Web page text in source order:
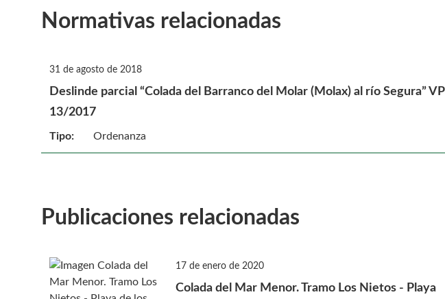
Normativas relacionadas
31 de agosto de 2018
Deslinde parcial “Colada del Barranco del Molar (Molax) al río Segura” VP
13/2017
Tipo: Ordenanza
Publicaciones relacionadas
17 de enero de 2020
Colada del Mar Menor. Tramo Los Nietos - Playa